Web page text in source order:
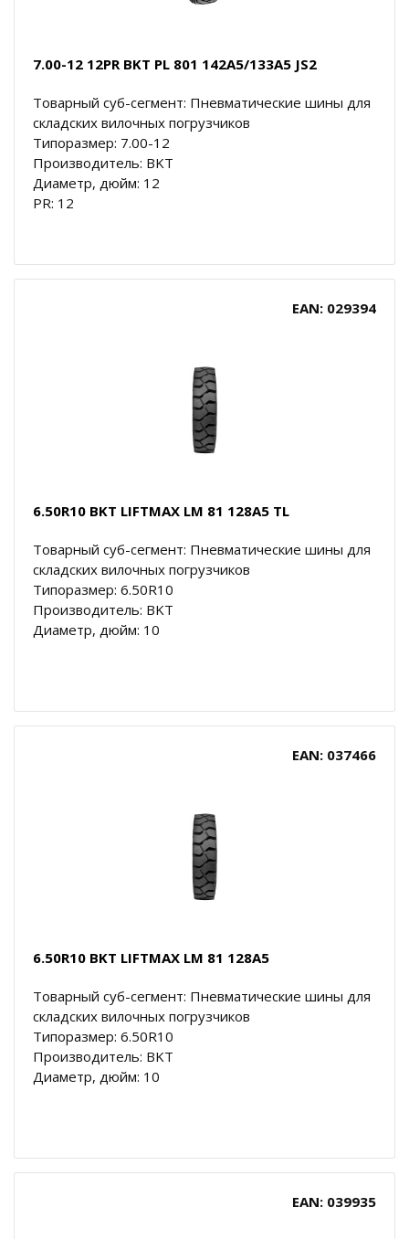
7.00-12 12PR BKT PL 801 142A5/133A5 JS2
Товарный суб-сегмент: Пневматические шины для
складских вилочных погрузчиков
Типоразмер: 7.00-12
Производитель: BKT
Диаметр, дюйм: 12
PR: 12
EAN: 029394
6.50R10 BKT LIFTMAX LM 81 128A5 TL
Товарный суб-сегмент: Пневматические шины для
складских вилочных погрузчиков
Типоразмер: 6.50R10
Производитель: BKT
Диаметр, дюйм: 10
EAN: 037466
6.50R10 BKT LIFTMAX LM 81 128A5
Товарный суб-сегмент: Пневматические шины для
складских вилочных погрузчиков
Типоразмер: 6.50R10
Производитель: BKT
Диаметр, дюйм: 10
EAN: 039935